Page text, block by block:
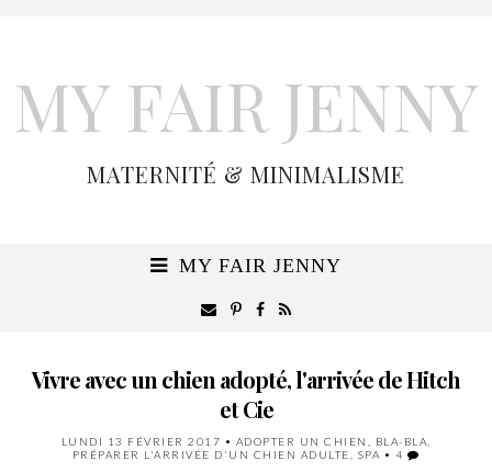
MY FAIR JENNY
MATERNITÉ & MINIMALISME
MY FAIR JENNY
Vivre avec un chien adopté, l'arrivée de Hitch
et Cie
LUNDI 13 FÉVRIER 2017 • ADOPTER UN CHIEN BLA-BLA
PRÉPARER L'ARRIVÉE D'UN CHIEN ADULTE
SPA • 4